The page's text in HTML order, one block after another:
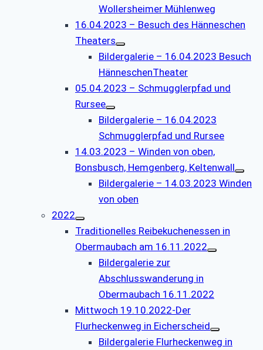
Wollersheimer Mühlenweg
16.04.2023 – Besuch des Hänneschen
Theaters
Bildergalerie – 16.04.2023 Besuch
HänneschenTheater
05.04.2023 – Schmugglerpfad und
Rursee
Bildergalerie – 16.04.2023
Schmugglerpfad und Rursee
14.03.2023 – Winden von oben,
Bonsbusch, Hemgenberg, Keltenwall
Bildergalerie – 14.03.2023 Winden
von oben
2022
Traditionelles Reibekuchenessen in
Obermaubach am 16.11.2022
Bildergalerie zur
Abschlusswanderung in
Obermaubach 16.11.2022
Mittwoch 19.10.2022-Der
Flurheckenweg in Eicherscheid
Bildergalerie Flurheckenweg in